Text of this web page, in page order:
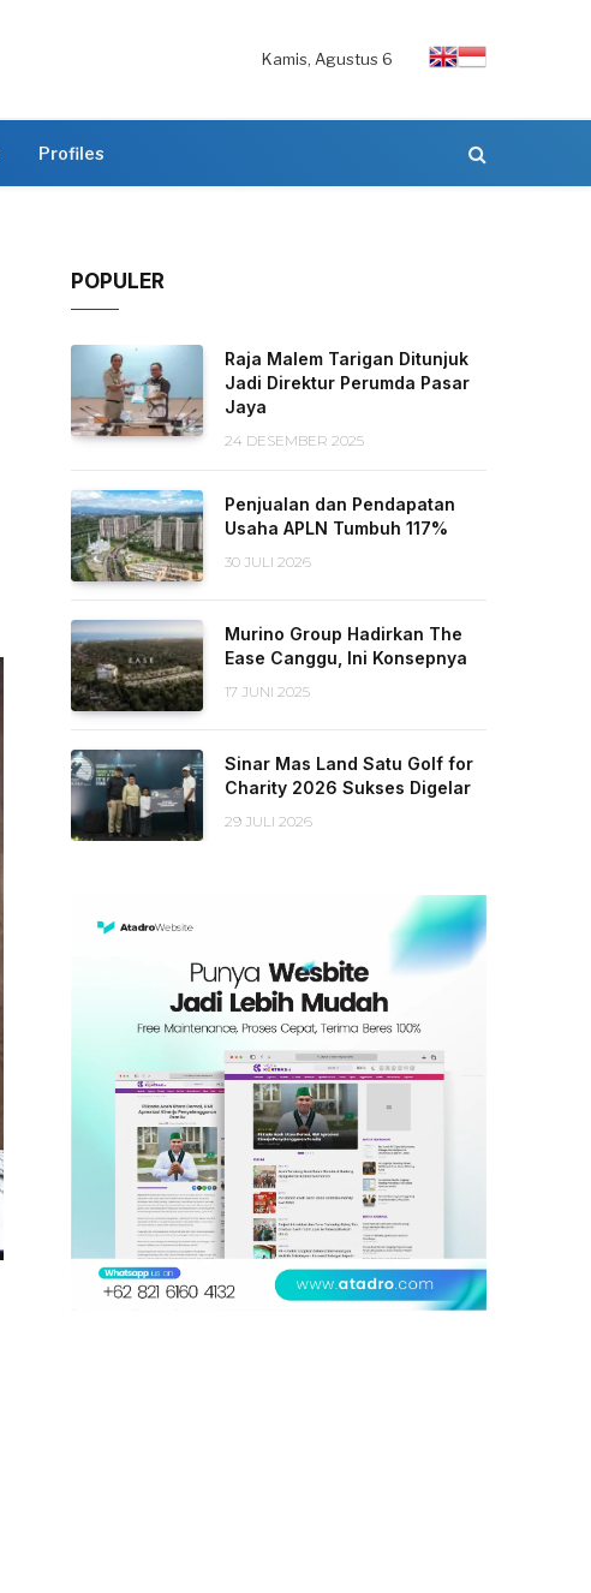
Kamis, Agustus 6
Profiles
POPULER
Raja Malem Tarigan Ditunjuk
Jadi Direktur Perumda Pasar
Jaya
24 DESEMBER 2025
Penjualan dan Pendapatan
Usaha APLN Tumbuh 117%
30 JULI 2026
Murino Group Hadirkan The
Ease Canggu, Ini Konsepnya
17 JUNI 2025
Sinar Mas Land Satu Golf for
Charity 2026 Sukses Digelar
29 JULI 2026